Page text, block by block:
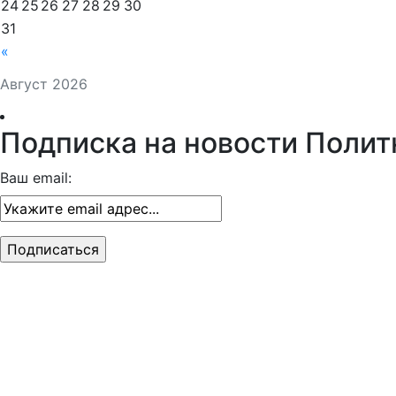
Август 2026
«
24 25 26 27 28 29 30
31
Подписка на новости
Ваш email: